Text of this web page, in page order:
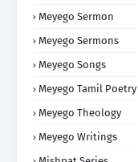
Meyego Sermon
Meyego Sermons
Meyego Songs
Meyego Tamil Poetry
Meyego Theology
Meyego Writings